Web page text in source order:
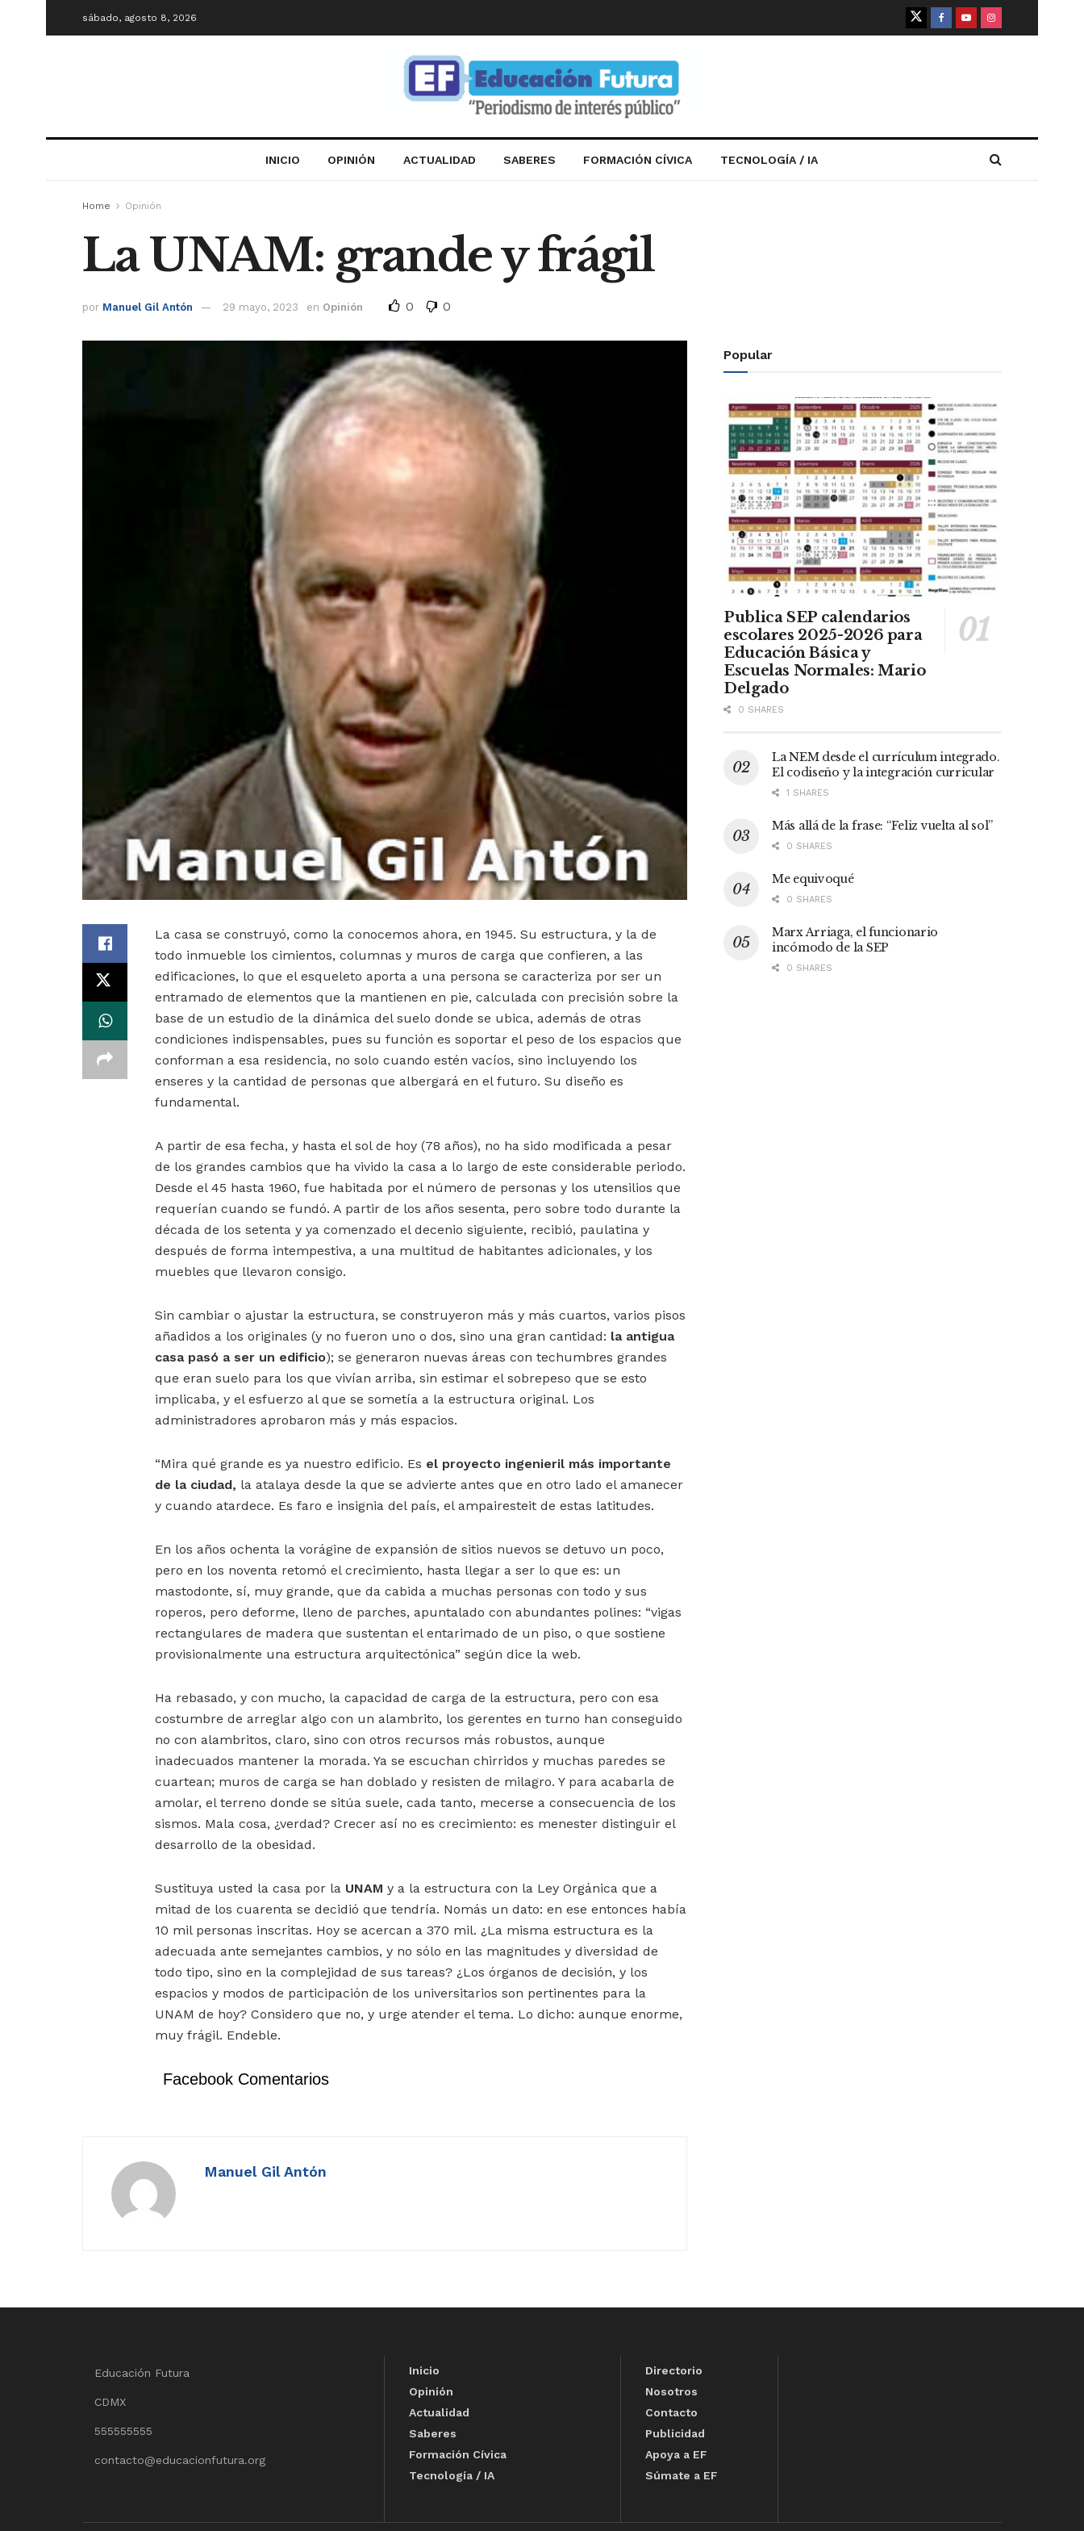
sábado, agosto 8, 2026
INICIO OPINIÓN ACTUALIDAD SABERES FORMACIÓN CÍVICA TECNOLOGÍA / IA
Home Opinión
La UNAM: grande y frágil
por Manuel Gil Antón 29 mayo, 2023 en Opinión 0 0
La casa se construyó, como la conocemos ahora, en 1945. Su estructura, y la de
todo inmueble los cimientos, columnas y muros de carga que confieren, a las
edificaciones, lo que el esqueleto aporta a una persona se caracteriza por ser un
entramado de elementos que la mantienen en pie, calculada con precisión sobre la
base de un estudio de la dinámica del suelo donde se ubica, además de otras
condiciones indispensables, pues su función es soportar el peso de los espacios que
conforman a esa residencia, no solo cuando estén vacíos, sino incluyendo los
enseres y la cantidad de personas que albergará en el futuro. Su diseño es
fundamental.
A partir de esa fecha, y hasta el sol de hoy (78 años), no ha sido modificada a pesar
de los grandes cambios que ha vivido la casa a lo largo de este considerable periodo.
Desde el 45 hasta 1960, fue habitada por el número de personas y los utensilios que
requerían cuando se fundó. A partir de los años sesenta, pero sobre todo durante la
década de los setenta y ya comenzado el decenio siguiente, recibió, paulatina y
después de forma intempestiva, a una multitud de habitantes adicionales, y los
muebles que llevaron consigo.
Sin cambiar o ajustar la estructura, se construyeron más y más cuartos, varios pisos
añadidos a los originales (y no fueron uno o dos, sino una gran cantidad: la antigua
casa pasó a ser un edificio); se generaron nuevas áreas con techumbres grandes
que eran suelo para los que vivían arriba, sin estimar el sobrepeso que se esto
implicaba, y el esfuerzo al que se sometía a la estructura original. Los
administradores aprobaron más y más espacios.
“Mira qué grande es ya nuestro edificio. Es el proyecto ingenieril más importante
de la ciudad, la atalaya desde la que se advierte antes que en otro lado el amanecer
y cuando atardece. Es faro e insignia del país, el ampairesteit de estas latitudes.
En los años ochenta la vorágine de expansión de sitios nuevos se detuvo un poco,
pero en los noventa retomó el crecimiento, hasta llegar a ser lo que es: un
mastodonte, sí, muy grande, que da cabida a muchas personas con todo y sus
roperos, pero deforme, lleno de parches, apuntalado con abundantes polines: “vigas
rectangulares de madera que sustentan el entarimado de un piso, o que sostiene
provisionalmente una estructura arquitectónica” según dice la web.
Ha rebasado, y con mucho, la capacidad de carga de la estructura, pero con esa
costumbre de arreglar algo con un alambrito, los gerentes en turno han conseguido
no con alambritos, claro, sino con otros recursos más robustos, aunque
inadecuados mantener la morada. Ya se escuchan chirridos y muchas paredes se
cuartean; muros de carga se han doblado y resisten de milagro. Y para acabarla de
amolar, el terreno donde se sitúa suele, cada tanto, mecerse a consecuencia de los
sismos. Mala cosa, ¿verdad? Crecer así no es crecimiento: es menester distinguir el
desarrollo de la obesidad.
Sustituya usted la casa por la UNAM y a la estructura con la Ley Orgánica que a
mitad de los cuarenta se decidió que tendría. Nomás un dato: en ese entonces había
10 mil personas inscritas. Hoy se acercan a 370 mil. ¿La misma estructura es la
adecuada ante semejantes cambios, y no sólo en las magnitudes y diversidad de
todo tipo, sino en la complejidad de sus tareas? ¿Los órganos de decisión, y los
espacios y modos de participación de los universitarios son pertinentes para la
UNAM de hoy? Considero que no, y urge atender el tema. Lo dicho: aunque enorme,
muy frágil. Endeble.
Facebook Comentarios
Manuel Gil Antón
Popular
Publica SEP calendarios
escolares 2025-2026 para
Educación Básica y
Escuelas Normales: Mario
Delgado
0 SHARES
La NEM desde el currículum integrado.
El codiseño y la integración curricular
1 SHARES
Más allá de la frase: “Feliz vuelta al sol”
0 SHARES
Me equivoqué
0 SHARES
Marx Arriaga, el funcionario
incómodo de la SEP
0 SHARES
Educación Futura
CDMX
555555555
contacto@educacionfutura.org
Inicio
Opinión
Actualidad
Saberes
Formación Cívica
Tecnología / IA
Directorio
Nosotros
Contacto
Publicidad
Apoya a EF
Súmate a EF